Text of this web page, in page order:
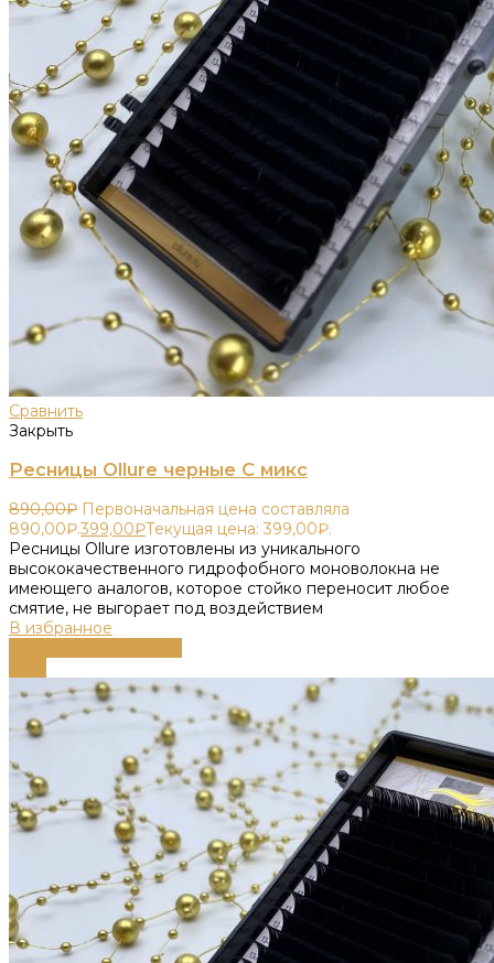
Сравнить
Закрыть
Ресницы Ollure черные С микс
890,00₽ Первоначальная цена составляла
890,00₽.399,00₽Текущая цена: 399,00₽.
Ресницы Ollure изготовлены из уникального
высококачественного гидрофобного моноволокна не
имеющего аналогов, которое стойко переносит любое
смятие, не выгорает под воздействием
В избранное